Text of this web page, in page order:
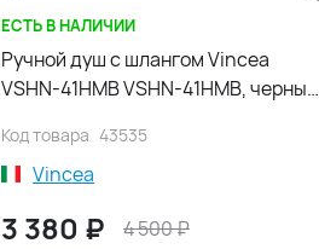
ЕСТЬ В НАЛИЧИИ
Ручной душ с шлангом Vincea
VSHN-41HMB VSHN-41HMB, черный
Код товара 43535
Vincea
3 380 ₽ 4 500₽